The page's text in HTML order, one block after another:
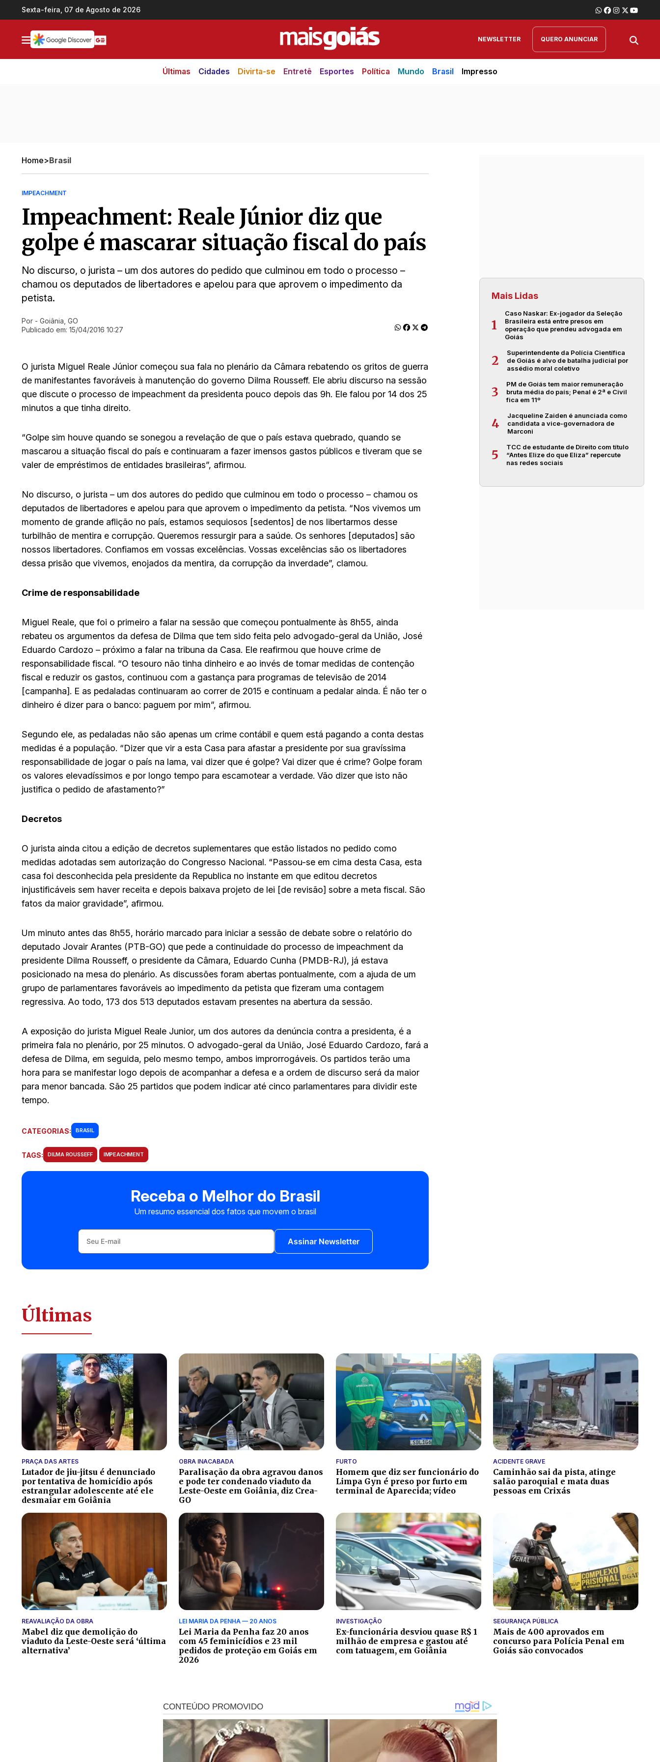
Ir direto pro conteúdo
Sexta-feira, 07 de Agosto de 2026
NEWSLETTER QUERO ANUNCIAR
Últimas Cidades Divirta-se Entretê Esportes Política Mundo Brasil Impresso
Home>Brasil
IMPEACHMENT
Impeachment: Reale Júnior diz que
golpe é mascarar situação fiscal do país
No discurso, o jurista – um dos autores do pedido que culminou em todo o processo –
chamou os deputados de libertadores e apelou para que aprovem o impedimento da
petista.
Ir direto pra matéria
Por - Goiânia, GO
Publicado em: 15/04/2016 10:27
O jurista Miguel Reale Júnior começou sua fala no plenário da Câmara rebatendo os gritos de guerra
de manifestantes favoráveis à manutenção do governo Dilma Rousseff. Ele abriu discurso na sessão
que discute o processo de impeachment da presidenta pouco depois das 9h. Ele falou por 14 dos 25
minutos a que tinha direito.
“Golpe sim houve quando se sonegou a revelação de que o país estava quebrado, quando se
mascarou a situação fiscal do país e continuaram a fazer imensos gastos públicos e tiveram que se
valer de empréstimos de entidades brasileiras”, afirmou.
No discurso, o jurista – um dos autores do pedido que culminou em todo o processo – chamou os
deputados de libertadores e apelou para que aprovem o impedimento da petista. “Nos vivemos um
momento de grande aflição no país, estamos sequiosos [sedentos] de nos libertarmos desse
turbilhão de mentira e corrupção. Queremos ressurgir para a saúde. Os senhores [deputados] são
nossos libertadores. Confiamos em vossas excelências. Vossas excelências são os libertadores
dessa prisão que vivemos, enojados da mentira, da corrupção da inverdade”, clamou.
Crime de responsabilidade
Miguel Reale, que foi o primeiro a falar na sessão que começou pontualmente às 8h55, ainda
rebateu os argumentos da defesa de Dilma que tem sido feita pelo advogado-geral da União, José
Eduardo Cardozo – próximo a falar na tribuna da Casa. Ele reafirmou que houve crime de
responsabilidade fiscal. “O tesouro não tinha dinheiro e ao invés de tomar medidas de contenção
fiscal e reduzir os gastos, continuou com a gastança para programas de televisão de 2014
[campanha]. E as pedaladas continuaram ao correr de 2015 e continuam a pedalar ainda. É não ter o
dinheiro é dizer para o banco: paguem por mim”, afirmou.
Segundo ele, as pedaladas não são apenas um crime contábil e quem está pagando a conta destas
medidas é a população. “Dizer que vir a esta Casa para afastar a presidente por sua gravíssima
responsabilidade de jogar o país na lama, vai dizer que é golpe? Vai dizer que é crime? Golpe foram
os valores elevadíssimos e por longo tempo para escamotear a verdade. Vão dizer que isto não
justifica o pedido de afastamento?”
Decretos
O jurista ainda citou a edição de decretos suplementares que estão listados no pedido como
medidas adotadas sem autorização do Congresso Nacional. “Passou-se em cima desta Casa, esta
casa foi desconhecida pela presidente da Republica no instante em que editou decretos
injustificáveis sem haver receita e depois baixava projeto de lei [de revisão] sobre a meta fiscal. São
fatos da maior gravidade”, afirmou.
Um minuto antes das 8h55, horário marcado para iniciar a sessão de debate sobre o relatório do
deputado Jovair Arantes (PTB-GO) que pede a continuidade do processo de impeachment da
presidente Dilma Rousseff, o presidente da Câmara, Eduardo Cunha (PMDB-RJ), já estava
posicionado na mesa do plenário. As discussões foram abertas pontualmente, com a ajuda de um
grupo de parlamentares favoráveis ao impedimento da petista que fizeram uma contagem
regressiva. Ao todo, 173 dos 513 deputados estavam presentes na abertura da sessão.
A exposição do jurista Miguel Reale Junior, um dos autores da denúncia contra a presidenta, é a
primeira fala no plenário, por 25 minutos. O advogado-geral da União, José Eduardo Cardozo, fará a
defesa de Dilma, em seguida, pelo mesmo tempo, ambos improrrogáveis. Os partidos terão uma
hora para se manifestar logo depois de acompanhar a defesa e a ordem de discurso será da maior
para menor bancada. São 25 partidos que podem indicar até cinco parlamentares para dividir este
tempo.
CATEGORIAS: BRASIL
TAGS: DILMA ROUSSEFF IMPEACHMENT
Receba o Melhor do Brasil
Um resumo essencial dos fatos que movem o brasil
Assinar Newsletter
Mais Lidas
1
Caso Naskar: Ex-jogador da Seleção
Brasileira está entre presos em
operação que prendeu advogada em
Goiás
2
Superintendente da Polícia Científica
de Goiás é alvo de batalha judicial por
assédio moral coletivo
3
PM de Goiás tem maior remuneração
bruta média do país; Penal é 2ª e Civil
fica em 11º
4
Jacqueline Zaiden é anunciada como
candidata a vice-governadora de
Marconi
5
TCC de estudante de Direito com título
“Antes Elize do que Eliza” repercute
nas redes sociais
Últimas
PRAÇA DAS ARTES
Lutador de jiu-jitsu é denunciado
por tentativa de homicídio após
estrangular adolescente até ele
desmaiar em Goiânia
OBRA INACABADA
Paralisação da obra agravou danos
e pode ter condenado viaduto da
Leste-Oeste em Goiânia, diz Crea-
GO
FURTO
Homem que diz ser funcionário do
Limpa Gyn é preso por furto em
terminal de Aparecida; vídeo
ACIDENTE GRAVE
Caminhão sai da pista, atinge
salão paroquial e mata duas
pessoas em Crixás
REAVALIAÇÃO DA OBRA
Mabel diz que demolição do
viaduto da Leste-Oeste será ‘última
alternativa’
LEI MARIA DA PENHA — 20 ANOS
Lei Maria da Penha faz 20 anos
com 45 feminicídios e 23 mil
pedidos de proteção em Goiás em
2026
INVESTIGAÇÃO
Ex-funcionária desviou quase R$ 1
milhão de empresa e gastou até
com tatuagem, em Goiânia
SEGURANÇA PÚBLICA
Mais de 400 aprovados em
concurso para Polícia Penal em
Goiás são convocados